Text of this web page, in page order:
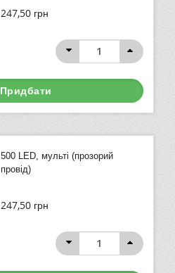
247,50 грн
Придбати
500 LED, мульті (прозорий
провід)
247,50 грн